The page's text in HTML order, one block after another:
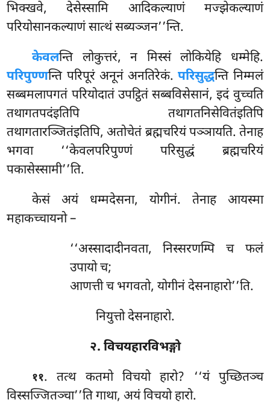
भिक्खवे, देसेस्सामि आदिकल्याणं मज्झेकल्याणं
परियोसानकल्याणं सात्थं सब्यञ्जन’’न्ति.
केवलन्ति लोकुत्तरं, न मिस्सं लोकियेहि धम्मेहि.
परिपुण्णन्ति परिपूरं अनूनं अनतिरेकं.परिसुद्धन्ति निम्मलं
सब्बमलापगतं परियोदातं उपट्ठितं सब्बविसेसानं, इदं वुच्चति
तथागतपदंइतिपि तथागतनिसेवितंइतिपि
तथागतारञ्जितंइतिपि, अतोचेतं ब्रह्मचरियं पञ्ञायति. तेनाह
भगवा ‘‘केवलपरिपुण्णं परिसुद्धं ब्रह्मचरियं
पकासेस्सामी’’ति.
केसं अयं धम्मदेसना, योगीनं. तेनाह आयस्मा
महाकच्चायनो –
‘‘अस्सादादीनवता, निस्सरणम्पि च फलं
उपायो च;
आणत्ती च भगवतो, योगीनं देसनाहारो’’ति.
नियुत्तो देसनाहारो.
२. विचयहारविभङ्गो
११. तत्थ कतमो विचयो हारो? ‘‘यं पुच्छितञ्च
विस्सज्जितञ्चा’’ति गाथा, अयं विचयो हारो.